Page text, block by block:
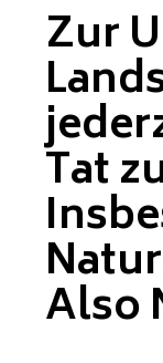
Zur
Tat
Also